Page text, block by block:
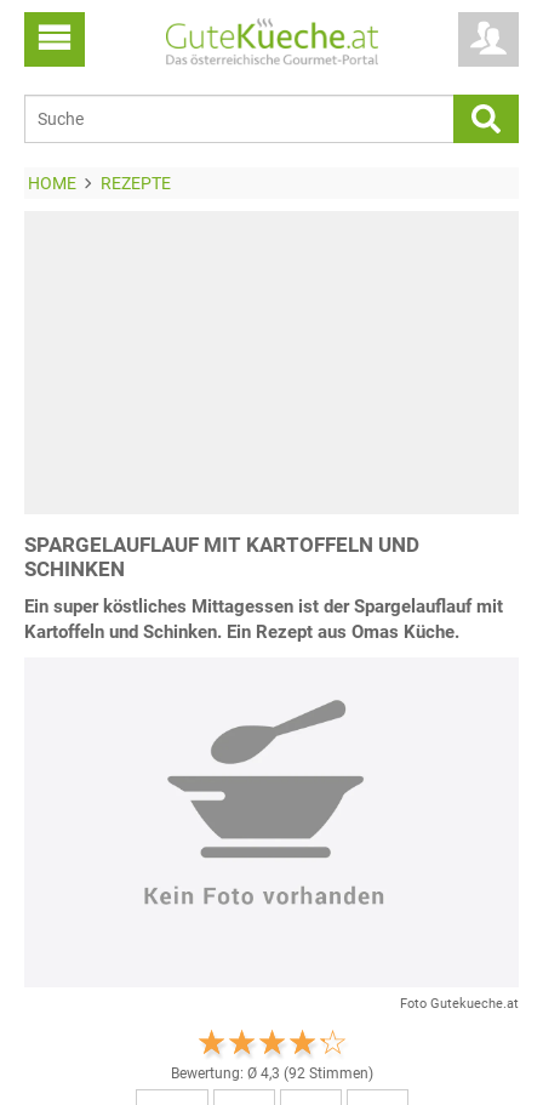
HOME REZEPTE
SPARGELAUFLAUF MIT KARTOFFELN UND
SCHINKEN
Ein super köstliches Mittagessen ist der Spargelauflauf mit
Kartoffeln und Schinken. Ein Rezept aus Omas Küche.
Foto Gutekueche.at
Bewertung: Ø 4,3 (92Stimmen)